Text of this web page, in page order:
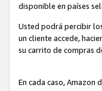
disponible en países
Usted podrá percibir
un cliente accede,
su carrito de compras
En cada caso, Amazon